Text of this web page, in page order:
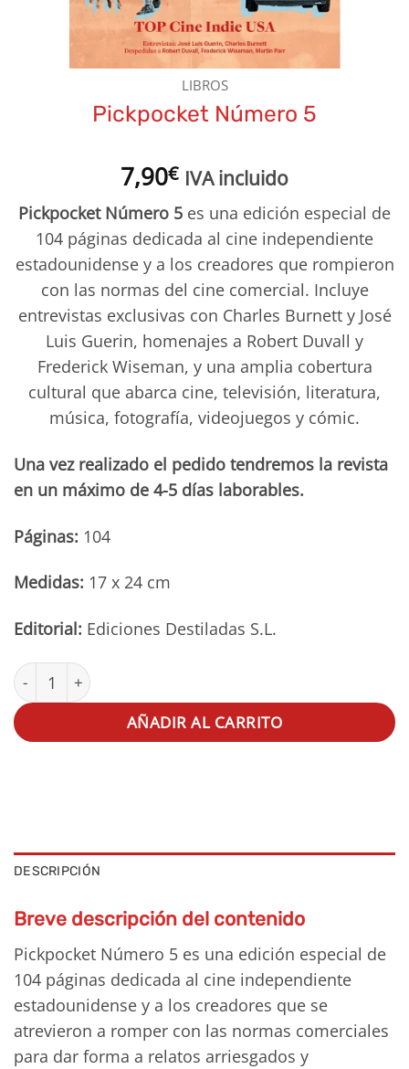
LIBROS
Pickpocket Número 5
7,90€ IVA incluido
Pickpocket Número 5 es una edición especial de
104 páginas dedicada al cine independiente
estadounidense y a los creadores que rompieron
con las normas del cine comercial. Incluye
entrevistas exclusivas con Charles Burnett y José
Luis Guerin, homenajes a Robert Duvall y
Frederick Wiseman, y una amplia cobertura
cultural que abarca cine, televisión, literatura,
música, fotografía, videojuegos y cómic.
Una vez realizado el pedido tendremos la revista
en un máximo de 4-5 días laborables.
Páginas: 104
Medidas: 17 x 24 cm
Editorial: Ediciones Destiladas S.L.
Pickpocket Número 5 cantidad
AÑADIR AL CARRITO
DESCRIPCIÓN
Breve descripción del contenido
Pickpocket Número 5 es una edición especial de
104 páginas dedicada al cine independiente
estadounidense y a los creadores que se
atrevieron a romper con las normas comerciales
para dar forma a relatos arriesgados y